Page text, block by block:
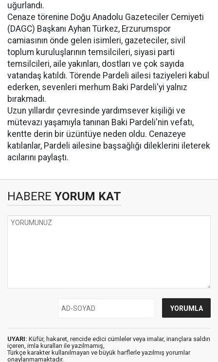
uğurlandı.
Cenaze törenine Doğu Anadolu Gazeteciler Cemiyeti
(DAGC) Başkanı Ayhan Türkez, Erzurumspor
camiasının önde gelen isimleri, gazeteciler, sivil
toplum kuruluşlarının temsilcileri, siyasi parti
temsilcileri, aile yakınları, dostları ve çok sayıda
vatandaş katıldı. Törende Pardeli ailesi taziyeleri kabul
ederken, sevenleri merhum Baki Pardeli'yi yalnız
bırakmadı.
Uzun yıllardır çevresinde yardımsever kişiliği ve
mütevazı yaşamıyla tanınan Baki Pardeli'nin vefatı,
kentte derin bir üzüntüye neden oldu. Cenazeye
katılanlar, Pardeli ailesine başsağlığı dileklerini ileterek
acılarını paylaştı.
HABERE YORUM KAT
UYARI: Küfür, hakaret, rencide edici cümleler veya imalar, inançlara saldırı
içeren, imla kuralları ile yazılmamış,
Türkçe karakter kullanılmayan ve büyük harflerle yazılmış yorumlar
onaylanmamaktadır.